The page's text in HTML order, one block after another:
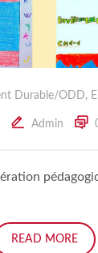
Durable/ODD,
Admin
READ MORE